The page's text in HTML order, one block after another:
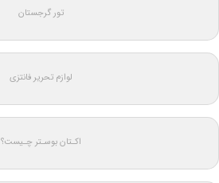
تور گرجستان
لوازم تحریر فانتزی
اکـتان بوسـتر چـیست؟